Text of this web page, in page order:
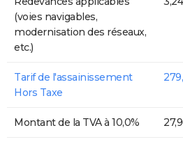
(voies navigables,
modernisation des réseaux,
etc.)
Tarif de l'assainissement
Hors Taxe
Montant de la TVA à 10,0%